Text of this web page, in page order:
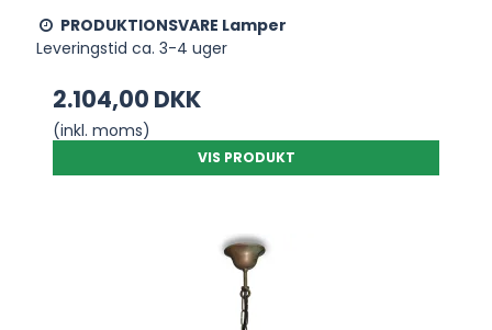
PRODUKTIONSVARE Lamper
Leveringstid ca. 3-4 uger
2.104,00 DKK
(inkl. moms)
VIS PRODUKT